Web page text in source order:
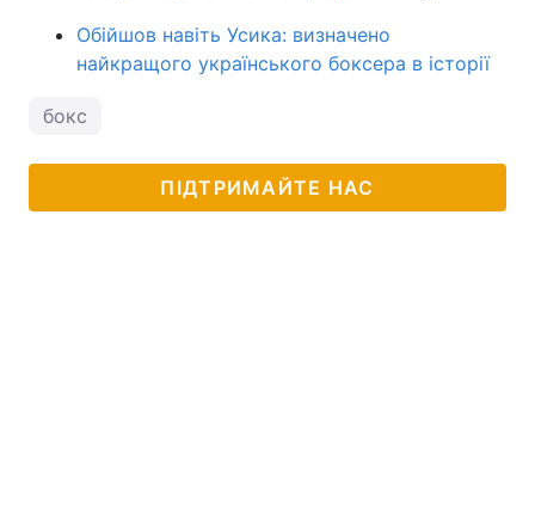
Обійшов навіть Усика: визначено
найкращого українського боксера в історії
бокс
ПІДТРИМАЙТЕ НАС